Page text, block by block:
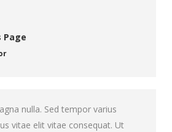
Page
nulla. Sed tempor varius
vitae elit vitae consequat. Ut